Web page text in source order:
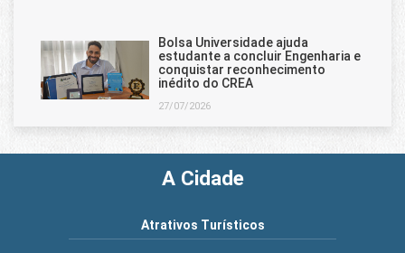
Bolsa Universidade ajuda
estudante a concluir Engenharia e
conquistar reconhecimento
inédito do CREA
27/07/2026
A Cidade
Atrativos Turísticos